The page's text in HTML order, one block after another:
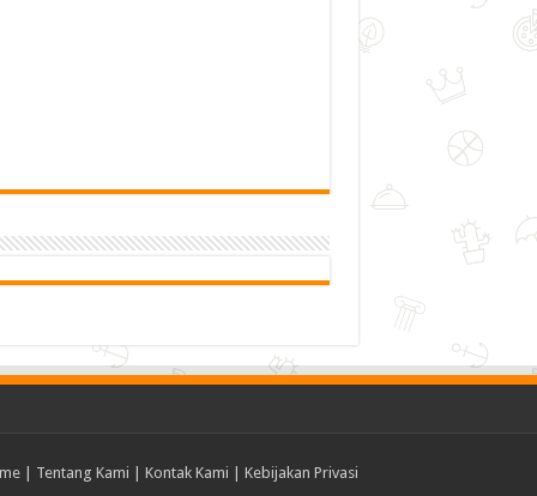
| Tentang Kami Kontak Kami Kebijakan Privasi